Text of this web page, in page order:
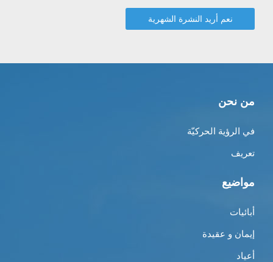
من نحن
في الرؤية الحركيّة
تعريف
مواضيع
أبائيات
إيمان و عقيدة
أعياد